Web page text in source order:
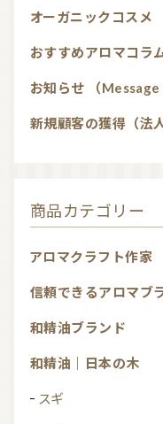
オーガニックコスメ
おすすめアロマコラ
お知らせ （
新規顧客の獲得（法
商品カテゴリー
アロマクラフト作家
信頼できるアロマブ
和精油ブランド
和精油｜日本の木
スギ